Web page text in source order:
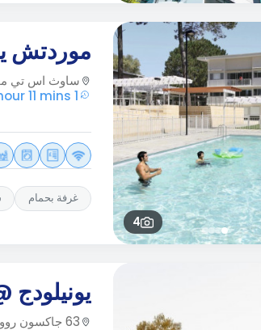
4
موردتش
ساوث اس تي
1 hour 11 mins مواصلات عامه Edith Cowan University
غرفة بحمام
63 جاكسون روود , كاراوارا